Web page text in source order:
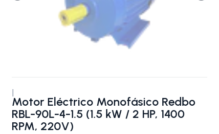
Motor Eléctrico Monofásico Redbo
RBL-90L-4-1.5 (1.5 kW / 2 HP, 1400
RPM, 220V)